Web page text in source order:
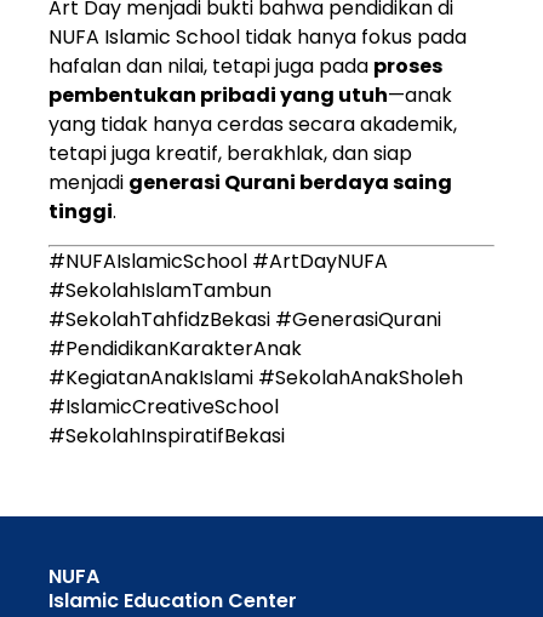
Art Day menjadi bukti bahwa pendidikan di
NUFA Islamic School tidak hanya fokus pada
hafalan dan nilai, tetapi juga pada proses
pembentukan pribadi yang utuh—anak
yang tidak hanya cerdas secara akademik,
tetapi juga kreatif, berakhlak, dan siap
menjadi generasi Qurani berdaya saing
tinggi.
#NUFAIslamicSchool #ArtDayNUFA
#SekolahIslamTambun
#SekolahTahfidzBekasi #GenerasiQurani
#PendidikanKarakterAnak
#KegiatanAnakIslami #SekolahAnakSholeh
#IslamicCreativeSchool
#SekolahInspiratifBekasi
NUFA
Islamic Education Center